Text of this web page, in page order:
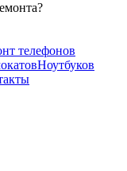
телефонов
Ноутбуков